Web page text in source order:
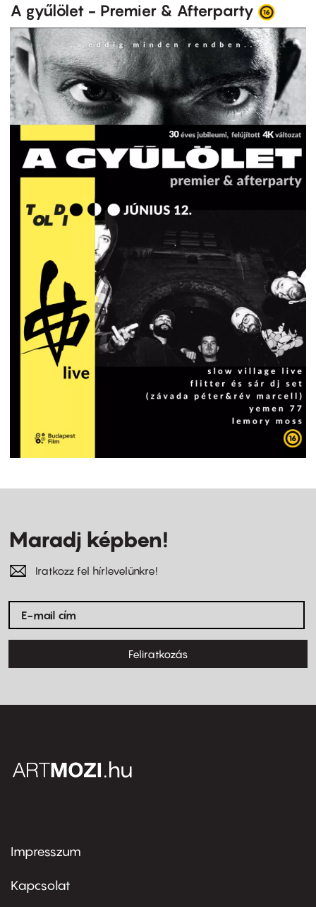
A gyűlölet - Premier & Afterparty
Maradj képben!
Iratkozz fel hírlevelünkre!
Feliratkozás
Footer
first
Impresszum
Kapcsolat